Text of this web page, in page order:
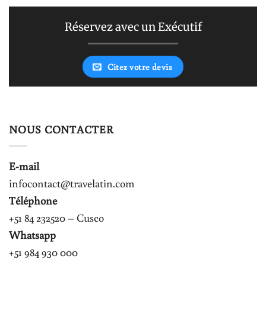
Réservez avec un Exécutif
Citez votre devis
NOUS CONTACTER
E-mail
infocontact@travelatin.com
Téléphone
+51 84 232520 – Cusco
Whatsapp
+51 984 930 000